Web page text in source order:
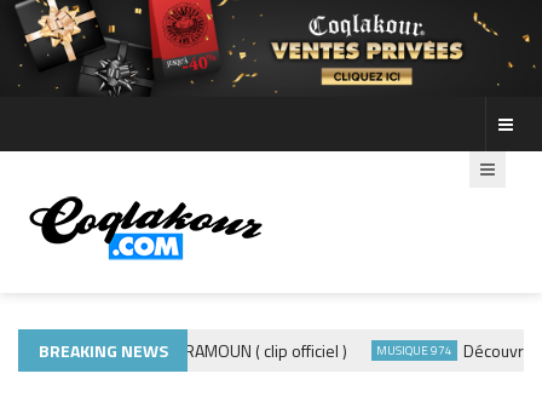
BREAKING NEWS
ADE440 – GRAMOUN ( clip officiel ) MUSIQUE 974 Découvre les